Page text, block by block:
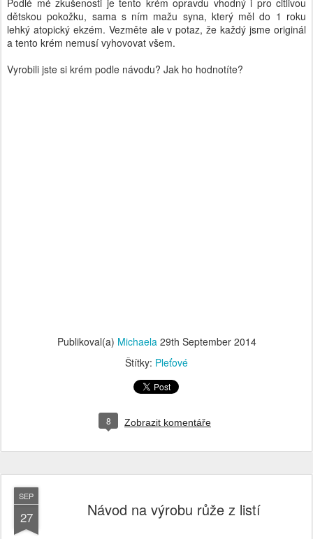
dětskou pokožku, sama s ním mažu syna, který měl do 1 roku
lehký atopický ekzém. Vezměte ale v potaz, že každý jsme originál
a tento krém nemusí vyhovovat všem.
Vyrobili jste si krém podle návodu? Jak ho hodnotíte?
Publikoval(a) Michaela 29th September 2014
Štítky: Pleťové
8 Zobrazit komentáře
SEP
27 Návod na výrobu růže z listí